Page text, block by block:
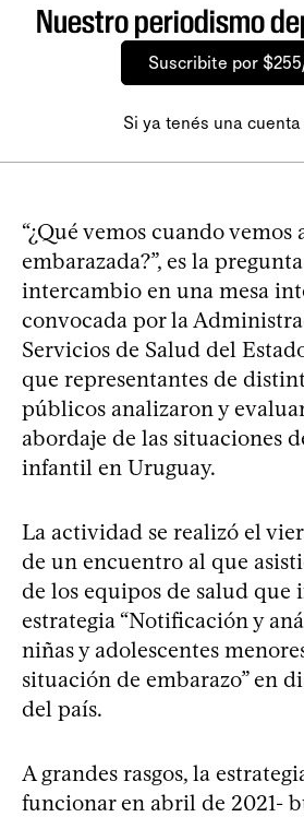
Nuestro periodismo
Suscribite por
Si ya tenés una cuenta
“¿Qué vemos cuando vemos
embarazada?”, es la
intercambio en una mesa
convocada por la
Servicios de Salud del
que representantes de
públicos analizaron y
abordaje de las situaciones
infantil en Uruguay.
La actividad se realizó el
de un encuentro al que
de los equipos de salud
estrategia “Notificación y
niñas y adolescentes
situación de embarazo” en
del país.
A grandes rasgos, la
funcionar en abril de 2021-